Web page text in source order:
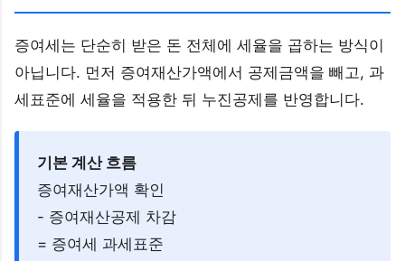
증여세는 단순히 받은 돈 전체에 세율을 곱하는 방식이
아닙니다. 먼저 증여재산가액에서 공제금액을 빼고, 과
세표준에 세율을 적용한 뒤 누진공제를 반영합니다.
기본 계산 흐름
증여재산가액 확인
- 증여재산공제 차감
= 증여세 과세표준